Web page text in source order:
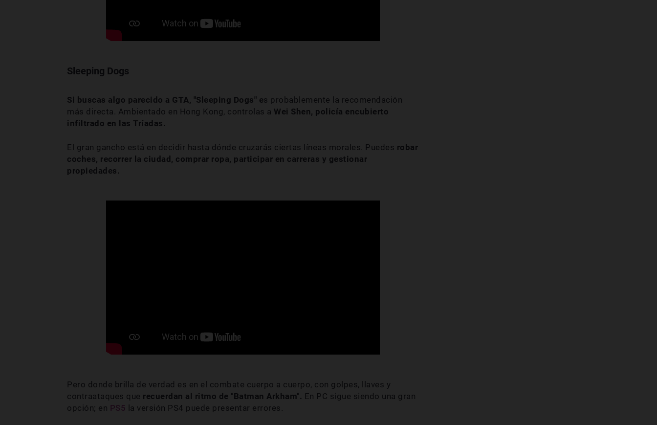
Sleeping Dogs
Si buscas algo parecido a GTA, "Sleeping Dogs" es probablemente la recomendación
más directa. Ambientado en Hong Kong, controlas a Wei Shen, policía encubierto
infiltrado en las Tríadas.
El gran gancho está en decidir hasta dónde cruzarás ciertas líneas morales. Puedes robar
coches, recorrer la ciudad, comprar ropa, participar en carreras y gestionar
propiedades.
Pero donde brilla de verdad es en el combate cuerpo a cuerpo, con golpes, llaves y
contraataques que recuerdan al ritmo de "Batman Arkham". En PC sigue siendo una gran
opción; en PS5 la versión PS4 puede presentar errores.